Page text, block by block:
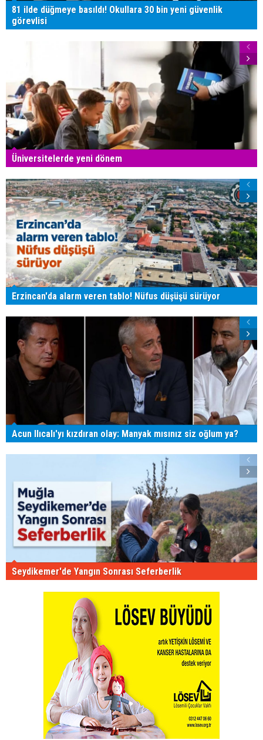
81 ilde düğmeye basıldı! Okullara 30 bin yeni güvenlik
görevlisi
Üniversitelerde yeni dönem
Erzincan'da alarm veren tablo! Nüfus düşüşü sürüyor
Acun Ilıcalı'yı kızdıran olay: Manyak mısınız siz oğlum ya?
Seydikemer'de Yangın Sonrası Seferberlik